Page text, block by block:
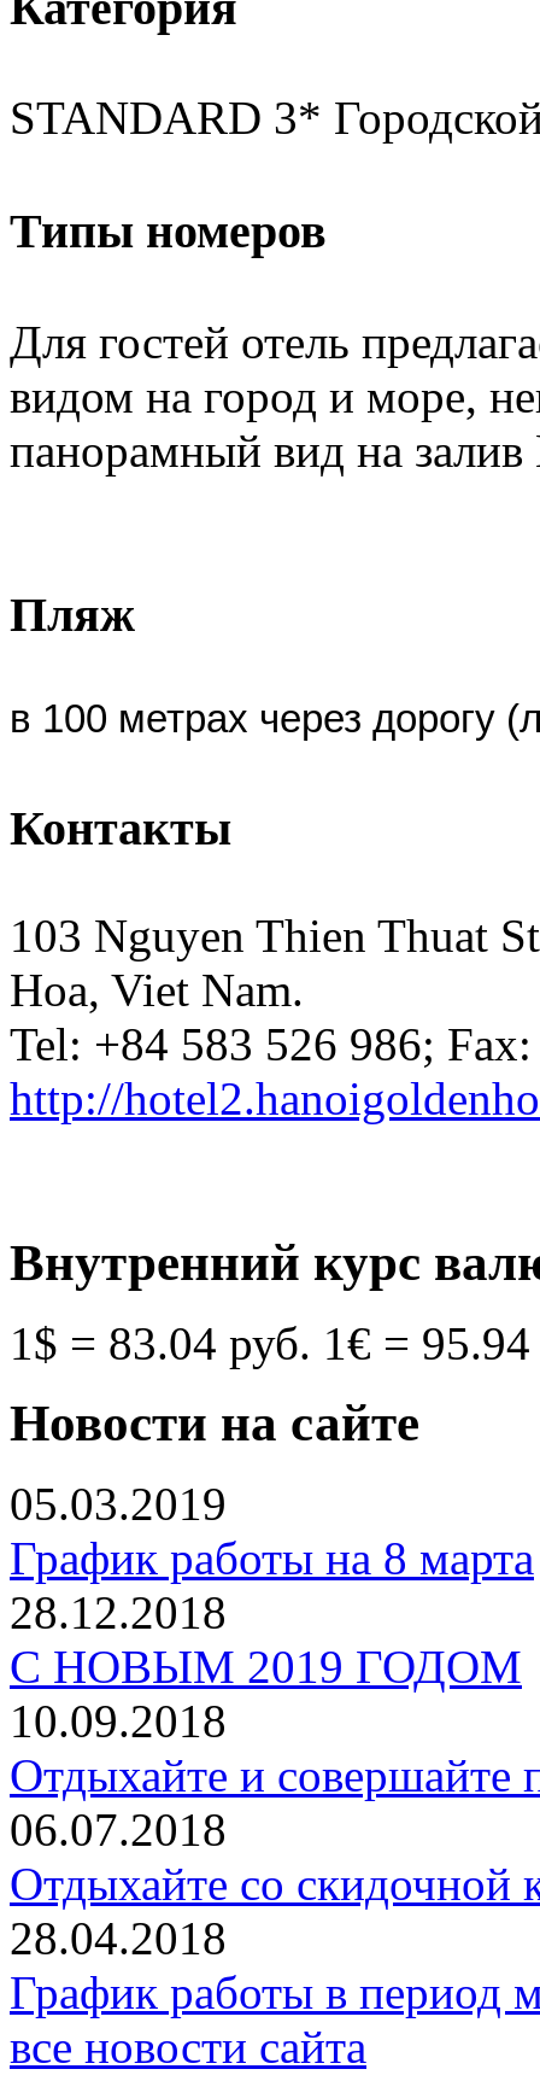
STANDARD 3*
Типы номеров
Для гостей отель
видом на город и море,
панорамный вид на
Пляж
в 100 метрах через дорогу
Контакты
103 Nguyen Thien Thuat
Hoa, Viet Nam.
Tel: +84 583 526 986;
http://
Внутренний курс
1$ = 83.04 руб. 1€ =
Новости на сайте
05.03.2019
График работы на 8 марта
28.12.2018
С НОВЫМ 2019 ГОДОМ
10.09.2018
Отдыхайте и совершайте
06.07.2018
Отдыхайте со скидочной
28.04.2018
График работы в период
все новости сайта